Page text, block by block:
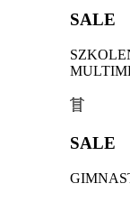
SALE
SALE